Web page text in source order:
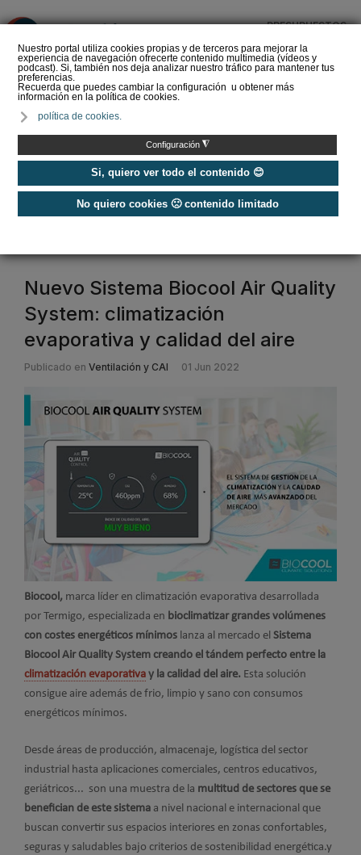
Nuestro portal utiliza cookies propias y de terceros para mejorar la
experiencia de navegación ofrecerte contenido multimedia (vídeos y
podcast). Si, también nos deja analizar nuestro tráfico para mantener tus
preferencias.
Recuerda que puedes cambiar la configuración u obtener más
información en la política de cookies.
política de cookies.
Configuración ◮
Si, quiero ver todo el contenido 😊
No quiero cookies 🙁 contenido limitado
PRESUPUESTOS
del Amperio (Episodio 3)
Etiquetas / biocool
Nuevo Sistema Biocool Air Quality
System: climatización
evaporativa y calidad del aire
Publicado en Ventilación y CAI 01 Jun 2022
Biocool, marca líder en climatización evaporativa desarrollada
por Termigo, especializada en bioclimatizar grandes volúmenes
con costes energéticos mínimos lanza al mercado el Sistema
Biocool Air Quality System creando el tándem perfecto entre la
climatización evaporativa y la calidad del aire. Esta solución
consigue aire además de frio, limpio y sano con consumos
energéticos mínimos.
Desde áreas de producción, almacenaje, logística del sector
industrial hasta aplicaciones comerciales, centros educativos,
geriátricos... son una muestra de la multitud de sectores que se
benefician de este sistema a nivel nacional e internacional que
buscan convertir sus espacios interiores en zonas confortables,
seguras y saludables bajo criterios de sostenibilidad energética.y